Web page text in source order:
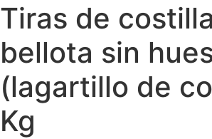
Tiras de
bellota sin
(lagartillo de
Kg